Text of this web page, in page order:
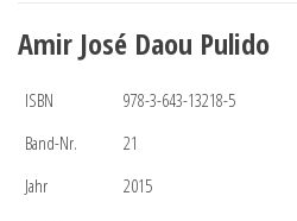
Amir José Daou Pulido
ISBN
978-3-643-13218-5
Band-Nr.
21
Jahr
2015